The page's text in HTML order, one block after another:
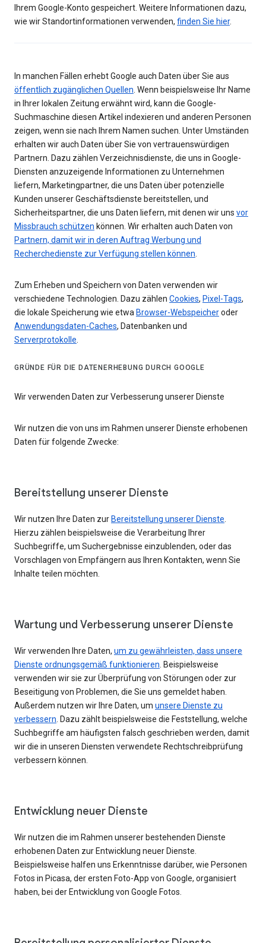
Ihrem Google-Konto gespeichert. Weitere Informationen dazu,
wie wir Standortinformationen verwenden, finden Sie hier.
In manchen Fällen erhebt Google auch Daten über Sie aus
öffentlich zugänglichen Quellen. Wenn beispielsweise Ihr Name
in Ihrer lokalen Zeitung erwähnt wird, kann die Google-
Suchmaschine diesen Artikel indexieren und anderen Personen
zeigen, wenn sie nach Ihrem Namen suchen. Unter Umständen
erhalten wir auch Daten über Sie von vertrauenswürdigen
Partnern. Dazu zählen Verzeichnisdienste, die uns in Google-
Diensten anzuzeigende Informationen zu Unternehmen
liefern, Marketingpartner, die uns Daten über potenzielle
Kunden unserer Geschäftsdienste bereitstellen, und
Sicherheitspartner, die uns Daten liefern, mit denen wir uns vor
Missbrauch schützen können. Wir erhalten auch Daten von
Partnern, damit wir in deren Auftrag Werbung und
Recherchedienste zur Verfügung stellen können.
Zum Erheben und Speichern von Daten verwenden wir
verschiedene Technologien. Dazu zählen Cookies, Pixel-Tags,
die lokale Speicherung wie etwa Browser-Webspeicheroder
Anwendungsdaten-Caches, Datenbanken und
Serverprotokolle.
GRÜNDE FÜR DIE DATENERHEBUNG DURCH GOOGLE
Wir verwenden Daten zur Verbesserung unserer Dienste
Wir nutzen die von uns im Rahmen unserer Dienste erhobenen
Daten für folgende Zwecke:
Bereitstellung unserer Dienste
Wir nutzen Ihre Daten zur Bereitstellung unserer Dienste
Hierzu zählen beispielsweise die Verarbeitung Ihrer
Suchbegriffe, um Suchergebnisse einzublenden, oder das
Vorschlagen von Empfängern aus Ihren Kontakten, wenn Sie
Inhalte teilen möchten.
Wartung und Verbesserung unserer Dienste
Wir verwenden Ihre Daten, um zu gewährleisten, dass unsere
Dienste ordnungsgemäß funktionieren . Beispielsweise
verwenden wir sie zur Überprüfung von Störungen oder zur
Beseitigung von Problemen, die Sie uns gemeldet haben.
Außerdem nutzen wir Ihre Daten, um unsere Dienste zu
verbessern . Dazu zählt beispielsweise die Feststellung, welche
Suchbegriffe am häufigsten falsch geschrieben werden, damit
wir die in unseren Diensten verwendete Rechtschreibprüfung
verbessern können.
Entwicklung neuer Dienste
Wir nutzen die im Rahmen unserer bestehenden Dienste
erhobenen Daten zur Entwicklung neuer Dienste.
Beispielsweise halfen uns Erkenntnisse darüber, wie Personen
Fotos in Picasa, der ersten Foto-App von Google, organisiert
haben, bei der Entwicklung von Google Fotos.